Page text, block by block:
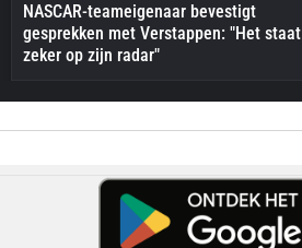
NASCAR-teameigenaar bevestigt
gesprekken met Verstappen: "Het staat
zeker op zijn radar"